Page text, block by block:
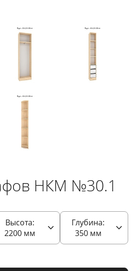
НКМ №30.1
Высота:
2200мм
Глубина:
350мм